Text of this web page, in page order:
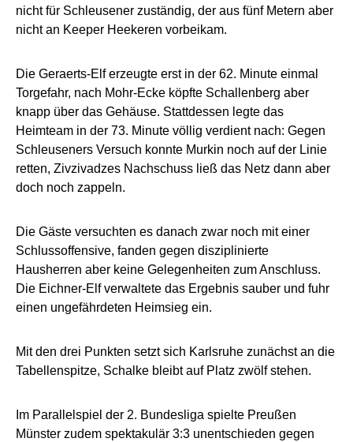
nicht für Schleusener zuständig, der aus fünf Metern aber
nicht an Keeper Heekeren vorbeikam.
Die Geraerts-Elf erzeugte erst in der 62. Minute einmal
Torgefahr, nach Mohr-Ecke köpfte Schallenberg aber
knapp über das Gehäuse. Stattdessen legte das
Heimteam in der 73. Minute völlig verdient nach: Gegen
Schleuseners Versuch konnte Murkin noch auf der Linie
retten, Zivzivadzes Nachschuss ließ das Netz dann aber
doch noch zappeln.
Die Gäste versuchten es danach zwar noch mit einer
Schlussoffensive, fanden gegen disziplinierte
Hausherren aber keine Gelegenheiten zum Anschluss.
Die Eichner-Elf verwaltete das Ergebnis sauber und fuhr
einen ungefährdeten Heimsieg ein.
Mit den drei Punkten setzt sich Karlsruhe zunächst an die
Tabellenspitze, Schalke bleibt auf Platz zwölf stehen.
Im Parallelspiel der 2. Bundesliga spielte Preußen
Münster zudem spektakulär 3:3 unentschieden gegen